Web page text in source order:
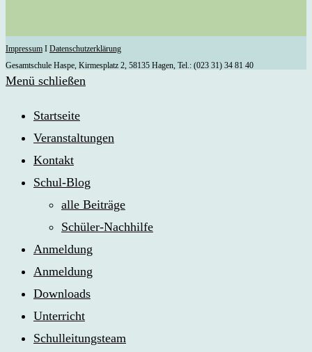
Impressum I Datenschutzerklärung
Gesamtschule Haspe, Kirmesplatz 2, 58135 Hagen, Tel.: (023 31) 34 81 40
Menü schließen
Startseite
Veranstaltungen
Kontakt
Schul-Blog
alle Beiträge
Schüler-Nachhilfe
Anmeldung
Anmeldung
Downloads
Unterricht
Schulleitungsteam